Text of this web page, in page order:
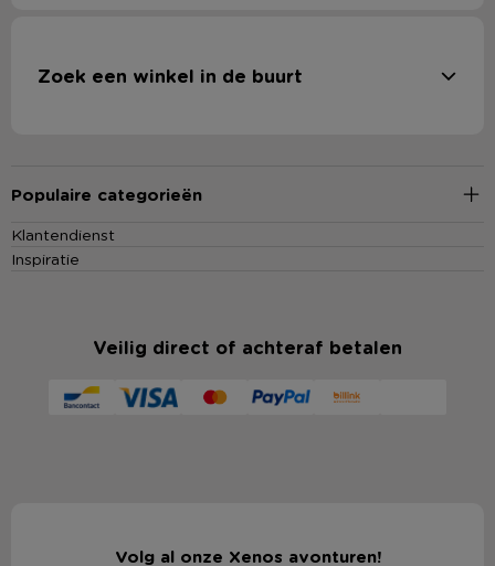
Zoek een winkel in de buurt
Populaire categorieën
Klantendienst
Inspiratie
Veilig direct of achteraf betalen
Volg al onze Xenos avonturen!